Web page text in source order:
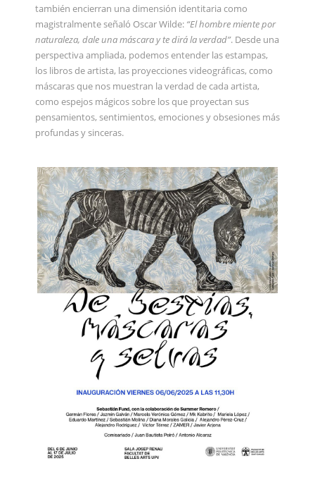
también encierran una dimensión identitaria como
magistralmente señaló Oscar Wilde: “El hombre miente por
naturaleza, dale una máscara y te dirá la verdad”. Desde una
perspectiva ampliada, podemos entender las estampas,
los libros de artista, las proyecciones videográficas, como
máscaras que nos muestran la verdad de cada artista,
como espejos mágicos sobre los que proyectan sus
pensamientos, sentimientos, emociones y obsesiones más
profundas y sinceras.